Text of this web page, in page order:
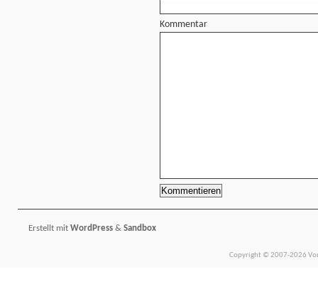
Kommentar
Erstellt mit WordPress & Sandbox
Copyright © 2007-2026